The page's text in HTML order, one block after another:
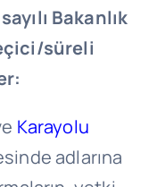
Bakanlık
süreli
Karayolu
adlarına